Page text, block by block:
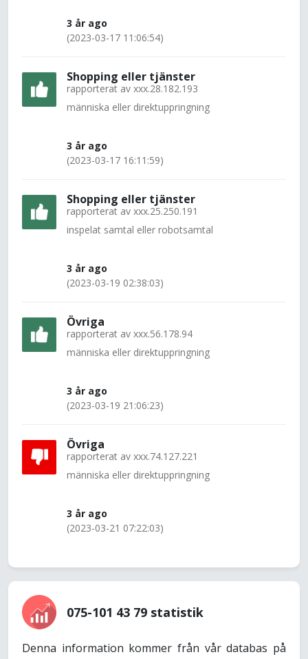
3 år ago
(2023-03-17 11:06:54)
Shopping eller tjänster
rapporterat av xxx.28.182.193
människa eller direktuppringning
3 år ago
(2023-03-17 16:11:59)
Shopping eller tjänster
rapporterat av xxx.25.250.191
inspelat samtal eller robotsamtal
3 år ago
(2023-03-19 02:38:03)
Övriga
rapporterat av xxx.56.178.94
människa eller direktuppringning
3 år ago
(2023-03-19 21:06:23)
Övriga
rapporterat av xxx.74.127.221
människa eller direktuppringning
3 år ago
(2023-03-21 07:22:03)
075-101 43 79 statistik
Denna information kommer från vår databas på